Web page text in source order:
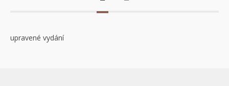
upravené vydání